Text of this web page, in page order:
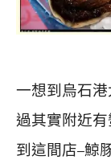
一想到烏石
過其實附近
到這間店–鯨